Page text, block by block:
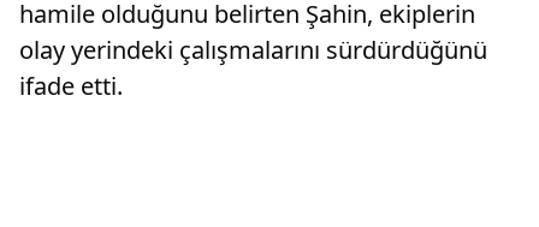
hamile olduğunu belirten Şahin, ekiplerin
olay yerindeki çalışmalarını sürdürdüğünü
ifade etti.